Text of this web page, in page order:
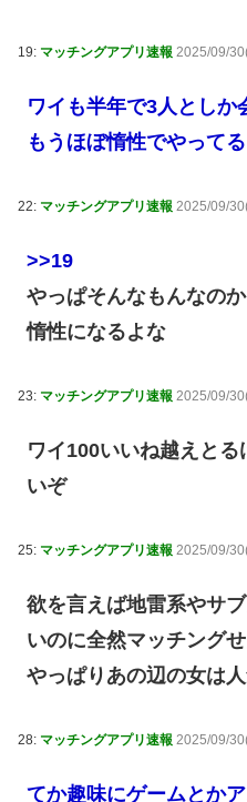
19: マッチングアプリ速報 2025/09/
ワイも半年で3人としか
もうほぼ惰性でやってる
22: マッチングアプリ速報 2025/09/
>>19
やっぱそんなもんなのか
惰性になるよな
23: マッチングアプリ速報 2025/09/
ワイ100いいね越えと
いぞ
25: マッチングアプリ速報 2025/09/
欲を言えば地雷系やサ
いのに全然マッチング
やっぱりあの辺の女は
28: マッチングアプリ速報 2025/09/
てか趣味にゲームとか